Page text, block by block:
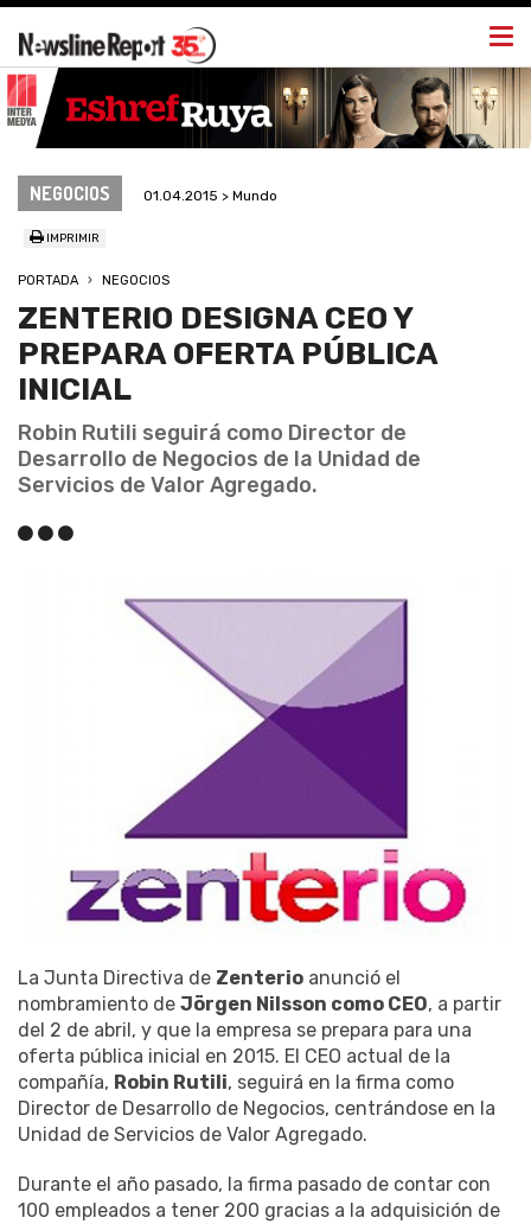
NEGOCIOS 01.04.2015 > Mundo
IMPRIMIR
PORTADA NEGOCIOS
ZENTERIO DESIGNA CEO Y
PREPARA OFERTA PÚBLICA
INICIAL
Robin Rutili seguirá como Director de
Desarrollo de Negocios de la Unidad de
Servicios de Valor Agregado.
La Junta Directiva de Zenterio anunció el
nombramiento de Jörgen Nilsson como CEO, a partir
del 2 de abril, y que la empresa se prepara para una
oferta pública inicial en 2015. El CEO actual de la
compañía, Robin Rutili, seguirá en la firma como
Director de Desarrollo de Negocios, centrándose en la
Unidad de Servicios de Valor Agregado.
Durante el año pasado, la firma pasado de contar con
100 empleados a tener 200 gracias a la adquisición de